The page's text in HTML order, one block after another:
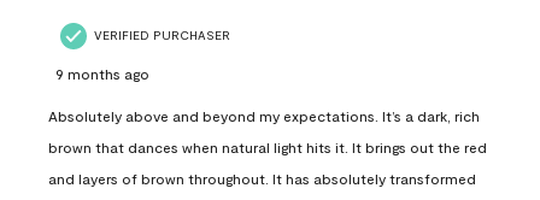
VERIFIED PURCHASER
9 months ago
Absolutely above and beyond my expectations. It’s a dark, rich
brown that dances when natural light hits it. It brings out the red
and layers of brown throughout. It has absolutely transformed